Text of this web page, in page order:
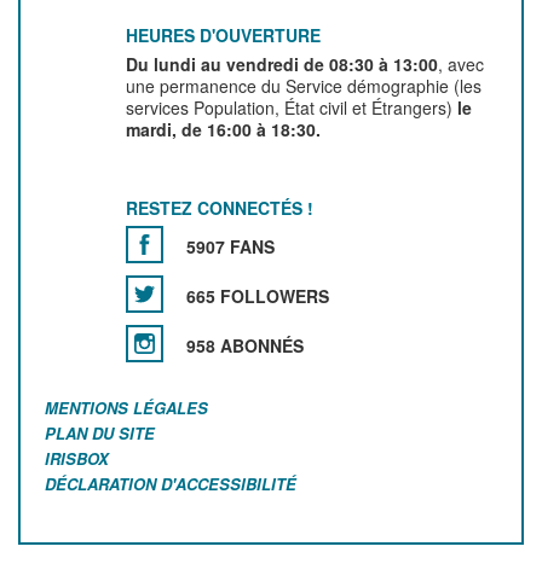
HEURES D'OUVERTURE
Du lundi au vendredi de 08:30 à 13:00, avec
une permanence du Service démographie (les
services Population, État civil et Étrangers) le
mardi, de 16:00 à 18:30.
RESTEZ CONNECTÉS !
5907 FANS
665 FOLLOWERS
958 ABONNÉS
MENTIONS LÉGALES
PLAN DU SITE
IRISBOX
DÉCLARATION D'ACCESSIBILITÉ